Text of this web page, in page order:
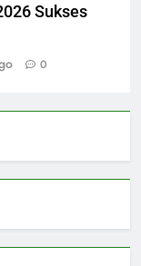
Sukses
0